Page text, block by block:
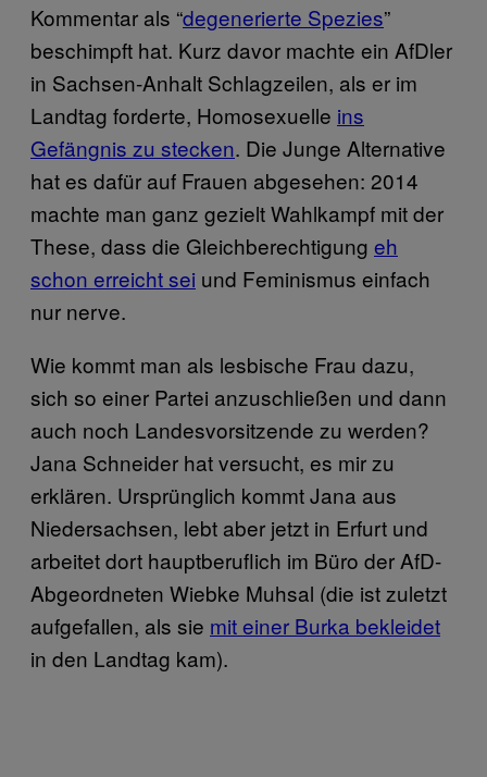
Kommentar als “degenerierte Spezies”
beschimpft hat. Kurz davor machte ein AfDler
in Sachsen-Anhalt Schlagzeilen, als er im
Landtag forderte, Homosexuelle ins
Gefängnis zu stecken. Die Junge Alternative
hat es dafür auf Frauen abgesehen: 2014
machte man ganz gezielt Wahlkampf mit der
These, dass die Gleichberechtigung eh
schon erreicht sei und Feminismus einfach
nur nerve.
Wie kommt man als lesbische Frau dazu,
sich so einer Partei anzuschließen und dann
auch noch Landesvorsitzende zu werden?
Jana Schneider hat versucht, es mir zu
erklären. Ursprünglich kommt Jana aus
Niedersachsen, lebt aber jetzt in Erfurt und
arbeitet dort hauptberuflich im Büro der AfD-
Abgeordneten Wiebke Muhsal (die ist zuletzt
aufgefallen, als sie mit einer Burka bekleidet
in den Landtag kam).